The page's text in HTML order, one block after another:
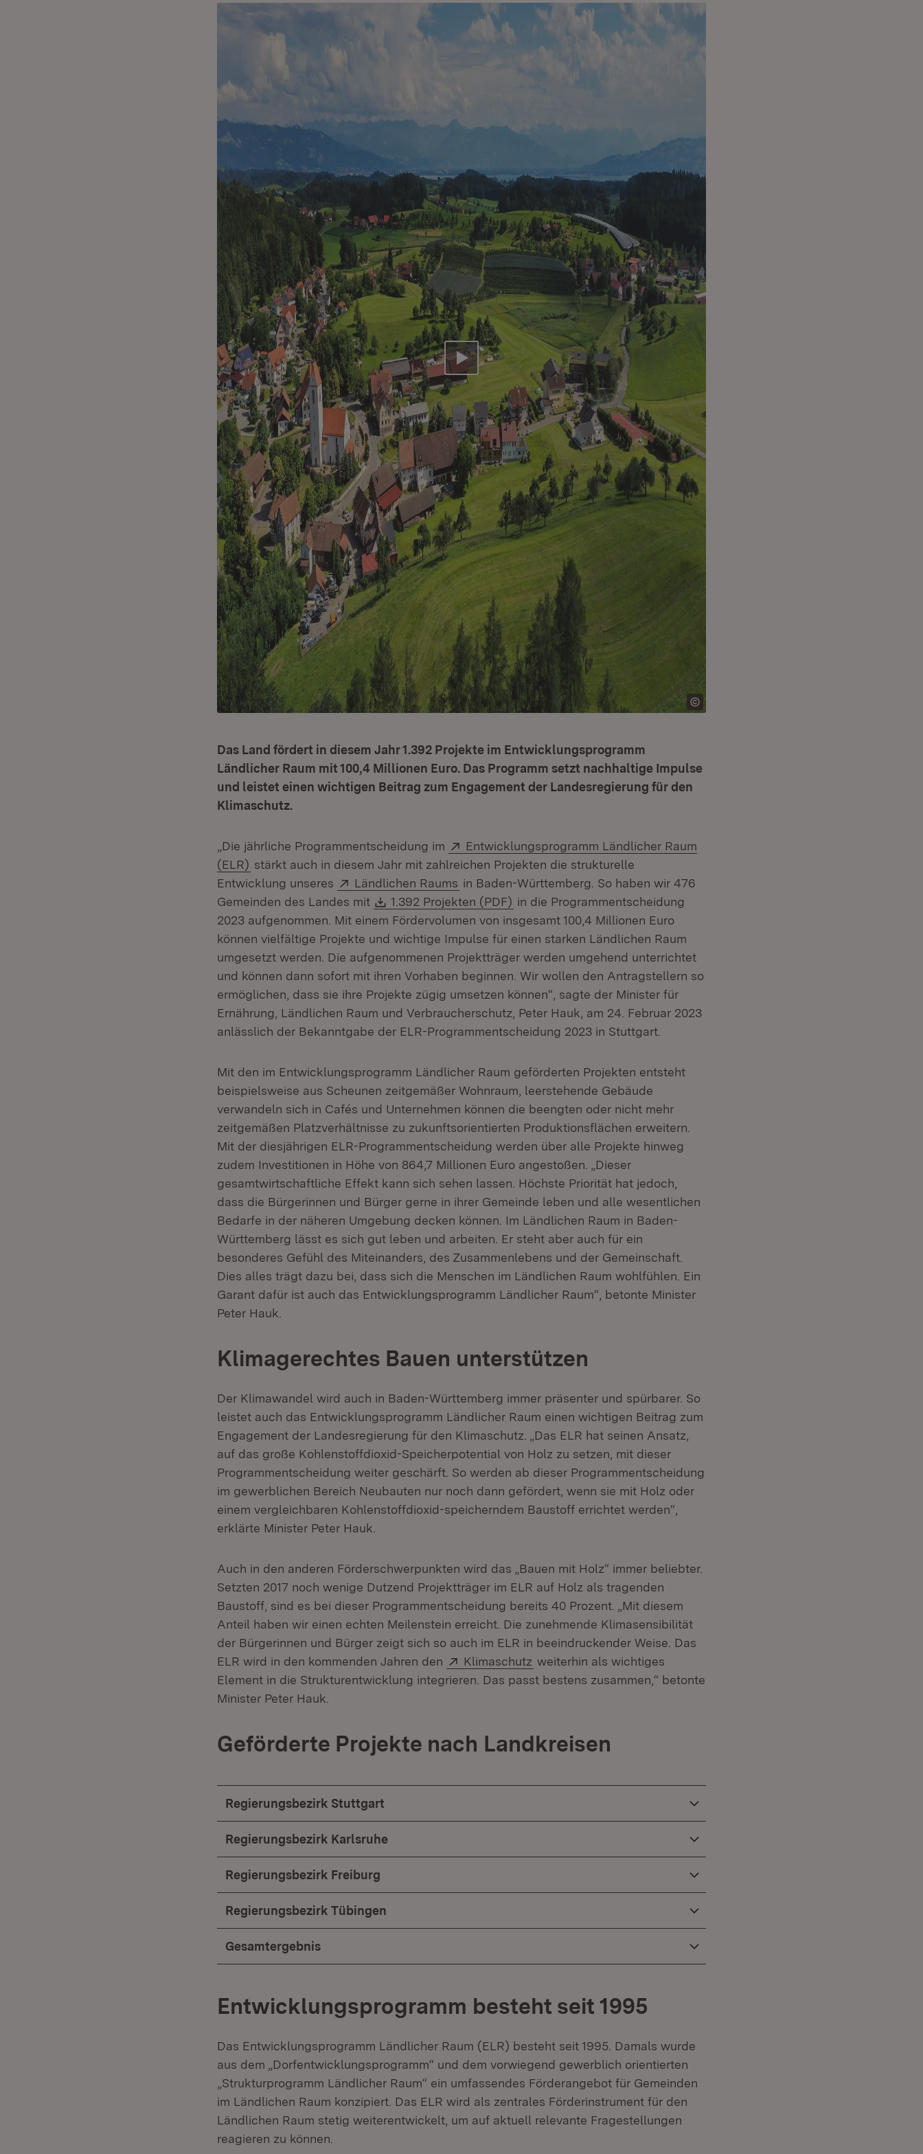
Video abspielen
Das Land fördert in diesem Jahr 1.392 Projekte im Entwicklungsprogramm
Ländlicher Raum mit 100,4 Millionen Euro. Das Programm setzt nachhaltige Impulse
und leistet einen wichtigen Beitrag zum Engagement der Landesregierung für den
Klimaschutz.
„Die jährliche Programmentscheidung im Extern:
Entwicklungsprogramm Ländlicher Raum
(ELR) (Öffnet in neuem Fenster)
stärkt auch in diesem Jahr mit zahlreichen Projekten die strukturelle
Entwicklung unseres
Extern:
Ländlichen Raums (Öffnet in neuem Fenster)
in Baden-Württemberg. So haben wir 476
Gemeinden des Landes mit
Download:
1.392 Projekten (PDF) (Öffnet in neuem Fenster)
in die Programmentscheidung
2023 aufgenommen. Mit einem Fördervolumen von insgesamt 100,4 Millionen Euro
können vielfältige Projekte und wichtige Impulse für einen starken Ländlichen Raum
umgesetzt werden. Die aufgenommenen Projektträger werden umgehend unterrichtet
und können dann sofort mit ihren Vorhaben beginnen. Wir wollen den Antragstellern so
ermöglichen, dass sie ihre Projekte zügig umsetzen können“, sagte der Minister für
Ernährung, Ländlichen Raum und Verbraucherschutz, Peter Hauk, am 24. Februar 2023
anlässlich der Bekanntgabe der ELR-Programmentscheidung 2023 in Stuttgart.
Mit den im Entwicklungsprogramm Ländlicher Raum geförderten Projekten entsteht
beispielsweise aus Scheunen zeitgemäßer Wohnraum, leerstehende Gebäude
verwandeln sich in Cafés und Unternehmen können die beengten oder nicht mehr
zeitgemäßen Platzverhältnisse zu zukunftsorientierten Produktionsflächen erweitern.
Mit der diesjährigen ELR-Programmentscheidung werden über alle Projekte hinweg
zudem Investitionen in Höhe von 864,7 Millionen Euro angestoßen. „Dieser
gesamtwirtschaftliche Effekt kann sich sehen lassen. Höchste Priorität hat jedoch,
dass die Bürgerinnen und Bürger gerne in ihrer Gemeinde leben und alle wesentlichen
Bedarfe in der näheren Umgebung decken können. Im Ländlichen Raum in Baden-
Württemberg lässt es sich gut leben und arbeiten. Er steht aber auch für ein
besonderes Gefühl des Miteinanders, des Zusammenlebens und der Gemeinschaft.
Dies alles trägt dazu bei, dass sich die Menschen im Ländlichen Raum wohlfühlen. Ein
Garant dafür ist auch das Entwicklungsprogramm Ländlicher Raum“, betonte Minister
Peter Hauk.
Klimagerechtes Bauen unterstützen
Der Klimawandel wird auch in Baden-Württemberg immer präsenter und spürbarer. So
leistet auch das Entwicklungsprogramm Ländlicher Raum einen wichtigen Beitrag zum
Engagement der Landesregierung für den Klimaschutz. „Das ELR hat seinen Ansatz,
auf das große Kohlenstoffdioxid-Speicherpotential von Holz zu setzen, mit dieser
Programmentscheidung weiter geschärft. So werden ab dieser Programmentscheidung
im gewerblichen Bereich Neubauten nur noch dann gefördert, wenn sie mit Holz oder
einem vergleichbaren Kohlenstoffdioxid-speicherndem Baustoff errichtet werden“,
erklärte Minister Peter Hauk.
Auch in den anderen Förderschwerpunkten wird das „Bauen mit Holz“ immer beliebter.
Setzten 2017 noch wenige Dutzend Projektträger im ELR auf Holz als tragenden
Baustoff, sind es bei dieser Programmentscheidung bereits 40 Prozent. „Mit diesem
Anteil haben wir einen echten Meilenstein erreicht. Die zunehmende Klimasensibilität
der Bürgerinnen und Bürger zeigt sich so auch im ELR in beeindruckender Weise. Das
ELR wird in den kommenden Jahren den
Extern:
Klimaschutz (Öffnet in neuem Fenster)
weiterhin als wichtiges
Element in die Strukturentwicklung integrieren. Das passt bestens zusammen,“ betonte
Minister Peter Hauk.
Geförderte Projekte nach Landkreisen
Regierungsbezirk Stuttgart
Regierungsbezirk Karlsruhe
Regierungsbezirk Freiburg
Regierungsbezirk Tübingen
Gesamtergebnis
Entwicklungsprogramm besteht seit 1995
Das Entwicklungsprogramm Ländlicher Raum (ELR) besteht seit 1995. Damals wurde
aus dem „Dorfentwicklungsprogramm“ und dem vorwiegend gewerblich orientierten
„Strukturprogramm Ländlicher Raum“ ein umfassendes Förderangebot für Gemeinden
im Ländlichen Raum konzipiert. Das ELR wird als zentrales Förderinstrument für den
Ländlichen Raum stetig weiterentwickelt, um auf aktuell relevante Fragestellungen
reagieren zu können.